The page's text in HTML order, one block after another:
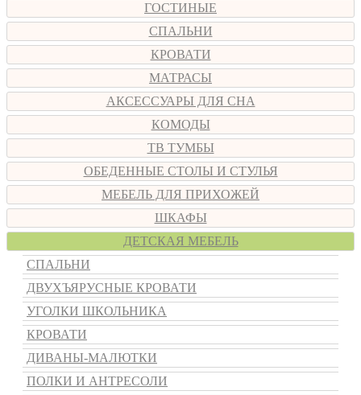
ГОСТИНЫЕ
СПАЛЬНИ
КРОВАТИ
МАТРАСЫ
АКСЕССУАРЫ ДЛЯ СНА
КОМОДЫ
ТВ ТУМБЫ
ОБЕДЕННЫЕ СТОЛЫ И СТУЛЬЯ
МЕБЕЛЬ ДЛЯ ПРИХОЖЕЙ
ШКАФЫ
ДЕТСКАЯ МЕБЕЛЬ
СПАЛЬНИ
ДВУХЪЯРУСНЫЕ КРОВАТИ
УГОЛКИ ШКОЛЬНИКА
КРОВАТИ
ДИВАНЫ-МАЛЮТКИ
ПОЛКИ И АНТРЕСОЛИ